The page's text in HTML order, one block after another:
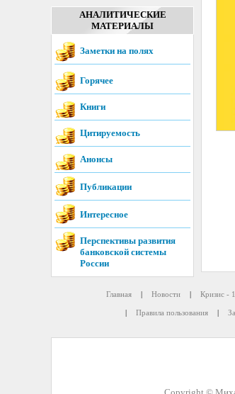
АНАЛИТИЧЕСКИЕ
МАТЕРИАЛЫ
Заметки на полях
Горячее
Книги
Цитируемость
Анонсы
Публикации
Интересное
Перспективы развития
банковской системы
России
Главная | Новости | Кризис -
| Правила пользования |